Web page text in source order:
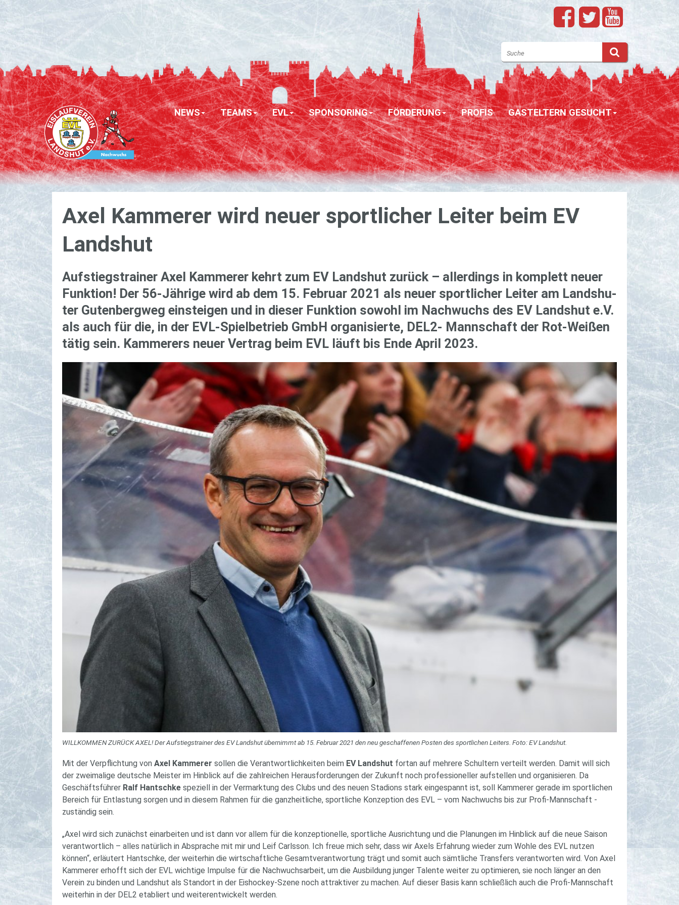
NEWS TEAMS EVL SPONSORING FÖRDERUNG PROFIS GASTELTERN GESUCHT
Axel Kam­me­rer wird neuer sport­li­cher Lei­ter beim EV
Lands­hut
Auf­stiegs­trai­ner Axel Kam­me­rer kehrt zum EV Lands­hut zu­rück – al­ler­dings in kom­plett neuer
Funk­ti­on! Der 56-Jäh­ri­ge wird ab dem 15. Fe­bru­ar 2021 als neuer sport­li­cher Lei­ter am Lands­hu­
ter Gu­ten­berg­weg ein­stei­gen und in die­ser Funk­ti­on so­wohl im Nach­wuchs des EV Lands­hut e.V.
als auch für die, in der EVL-Spiel­be­trieb GmbH or­ga­ni­sier­te, DEL2- Mann­schaft der Rot-Wei­ßen
tätig sein. Kam­me­rers neuer Ver­trag beim EVL läuft bis Ende April 2023.
WILLKOMMEN ZURÜCK AXEL! Der Aufstiegstrainer des EV Landshut übernimmt ab 15. Februar 2021 den neu geschaffenen Posten des sportlichen Leiters. Foto: EV Landshut.
Mit der Verpflichtung von Axel Kammerer sollen die Verantwortlichkeiten beim EV Landshut fortan auf mehrere Schultern verteilt werden. Damit will sich
der zweimalige deutsche Meister im Hinblick auf die zahlreichen Herausforderungen der Zukunft noch professioneller aufstellen und organisieren. Da
Geschäftsführer Ralf Hantschke speziell in der Vermarktung des Clubs und des neuen Stadions stark eingespannt ist, soll Kammerer gerade im sportlichen
Bereich für Entlastung sorgen und in diesem Rahmen für die ganzheitliche, sportliche Konzeption des EVL – vom Nachwuchs bis zur Profi-Mannschaft -
zuständig sein.
„Axel wird sich zunächst einarbeiten und ist dann vor allem für die konzeptionelle, sportliche Ausrichtung und die Planungen im Hinblick auf die neue Saison
verantwortlich – alles natürlich in Absprache mit mir und Leif Carlsson. Ich freue mich sehr, dass wir Axels Erfahrung wieder zum Wohle des EVL nutzen
können“, erläutert Hantschke, der weiterhin die wirtschaftliche Gesamtverantwortung trägt und somit auch sämtliche Transfers verantworten wird. Von Axel
Kammerer erhofft sich der EVL wichtige Impulse für die Nachwuchsarbeit, um die Ausbildung junger Talente weiter zu optimieren, sie noch länger an den
Verein zu binden und Landshut als Standort in der Eishockey-Szene noch attraktiver zu machen. Auf dieser Basis kann schließlich auch die Profi-Mannschaft
weiterhin in der DEL2 etabliert und weiterentwickelt werden.